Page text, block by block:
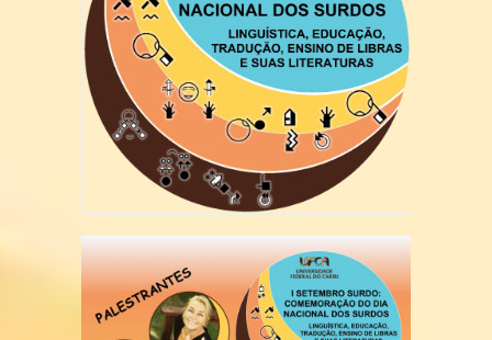
Acadêmica
Estrutura Curricular
Matriz Curricular
Disciplinas 2026.1
Disciplinas 2026.2